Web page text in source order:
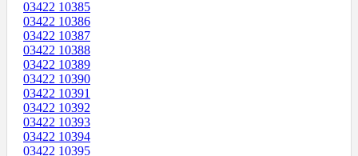
03422 10385
03422 10386
03422 10387
03422 10388
03422 10389
03422 10390
03422 10391
03422 10392
03422 10393
03422 10394
03422 10395